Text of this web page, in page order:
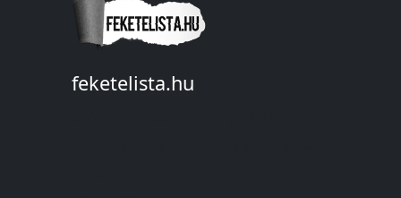
feketelista.hu